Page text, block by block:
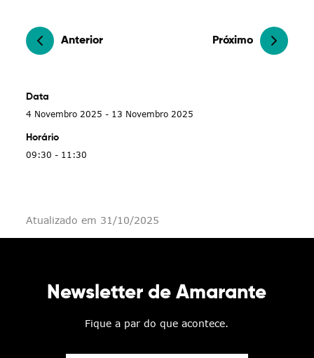
Anterior Próximo
Data
4 Novembro 2025 - 13 Novembro 2025
Horário
09:30 - 11:30
Atualizado em 31/10/2025
Newsletter de Amarante
Fique a par do que acontece.